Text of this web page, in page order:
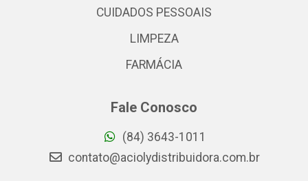
CUIDADOS PESSOAIS
LIMPEZA
FARMÁCIA
Fale Conosco
(84) 3643-1011
contato@aciolydistribuidora.com.br